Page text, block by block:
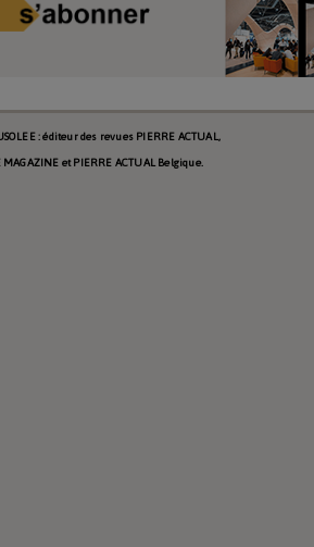
: éditeur des revues PIERRE ACTUAL,
MAGAZINE et PIERRE ACTUAL Belgique.